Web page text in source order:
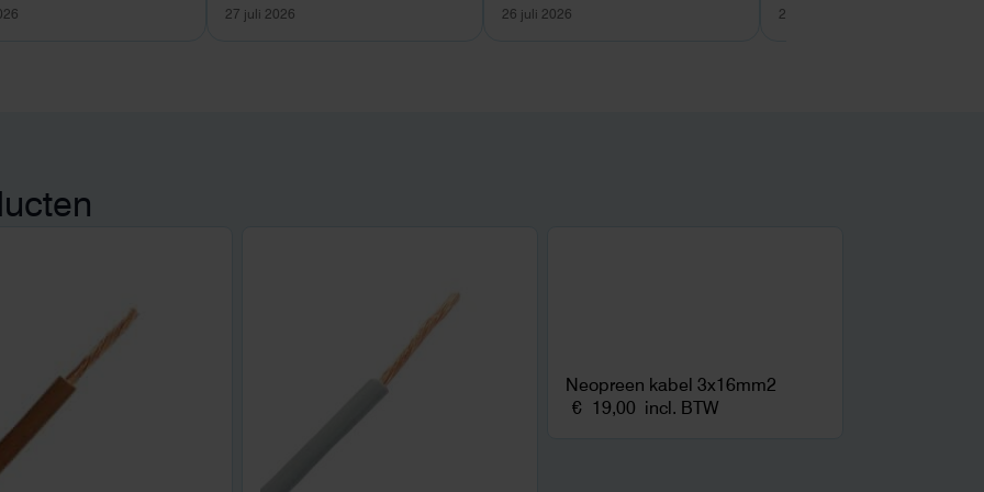
27 juli 2026 26 juli 2026 26 juli 2026
Neopreen kabel 3x16mm2
€ 19,00 incl. BTW